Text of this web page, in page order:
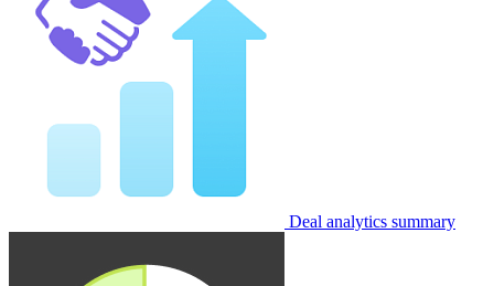
Deal analytics summary